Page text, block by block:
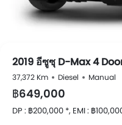
2019 อีซูซุ D-Max 4
37,372 Km Diesel Manual
฿649,000
DP : ฿200,000 *, EMI : ฿